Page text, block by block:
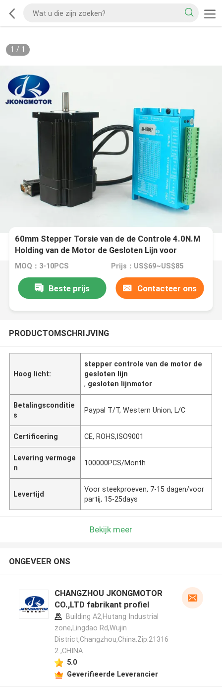
1 / 1
60mm Stepper Torsie van de de Controle 4.0N.M
Holding van de Motor de Gesloten Lijn voor
industriële machine
MOQ：3-10PCS Prijs：US$69~US$85
Beste prijs Contacteer ons
PRODUCTOMSCHRIJVING
Hoog licht:
stepper controle van de motor de
gesloten lijn
, gesloten lijnmotor
Betalingsconditie
s
Paypal T/T, Western Union, L/C
Certificering CE, ROHS,ISO9001
Levering vermoge
n
100000PCS/Month
Levertijd
Voor steekproeven, 7-15 dagen/voor
partij, 15-25days
Bekijk meer
ONGEVEER ONS
CHANGZHOU JKONGMOTOR
CO.,LTD fabrikant profiel
Building A2,Hutang Industrial
zone,Lingdao Rd,Wujin
District,Changzhou,China.Zip:21316
2 ,CHINA
5.0
Geverifieerde Leverancier